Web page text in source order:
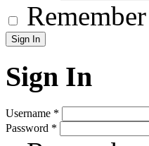
Sign In
Username *
Password *